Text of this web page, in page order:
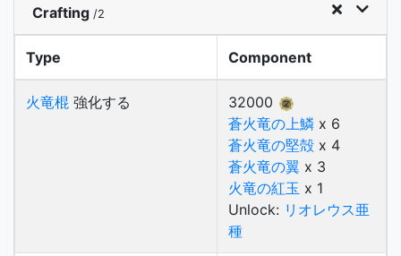
Crafting /2
Type Component
火竜棍 強化する
32000
蒼火竜の上鱗 x 6
蒼火竜の堅殻 x 4
蒼火竜の翼 x 3
火竜の紅玉 x 1
Unlock: リオレウス亜
種